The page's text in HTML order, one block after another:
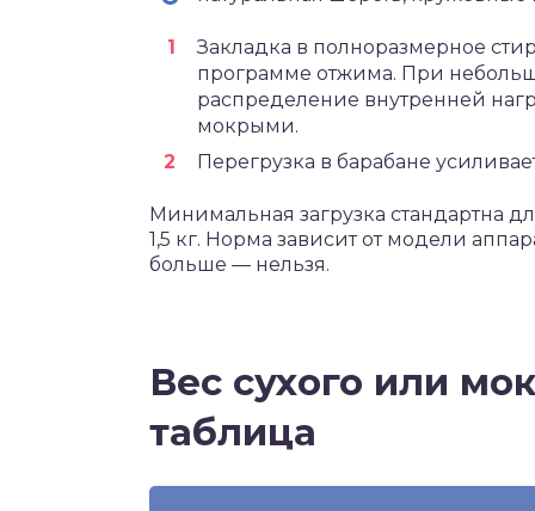
Закладка в полноразмерное
программе отжима. При
распределение внутренней
мокрыми.
Перегрузка в барабане
Минимальная загрузка стандартна
1,5 кг. Норма зависит от модели
больше — нельзя.
Вес сухого или
таблица